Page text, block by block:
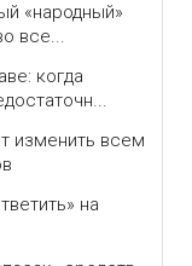
«народный»
все...
когда
изменить всем
на